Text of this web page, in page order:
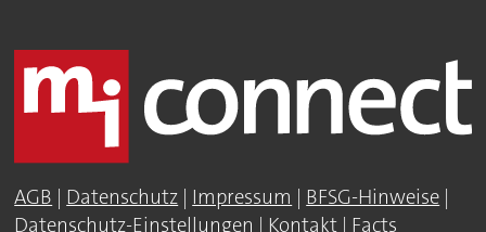
AGB | Datenschutz | Impressum | BFSG-Hinweise |
Datenschutz-Einstellungen | Kontakt | Facts